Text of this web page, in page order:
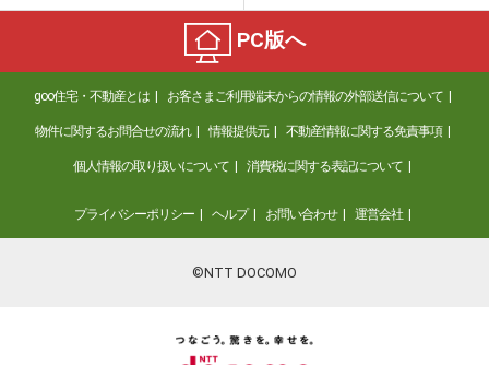
PC版へ
goo住宅・不動産とは お客さまご利用端末からの情報の外部送信について
物件に関するお問合せの流れ 情報提供元 不動産情報に関する免責事項
個人情報の取り扱いについて 消費税に関する表記について
プライバシーポリシー ヘルプ お問い合わせ 運営会社
©NTT DOCOMO